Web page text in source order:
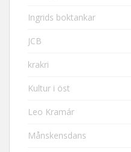
Ingrids boktankar
JCB
krakri
Kultur i öst
Leo Kramár
Månskensdans